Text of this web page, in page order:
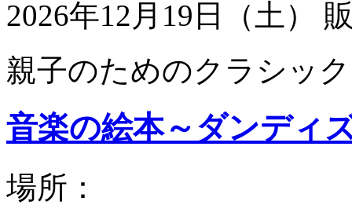
2026年12月19日（土）
親子のためのクラシッ
音楽の絵本～ダンディ
場所：